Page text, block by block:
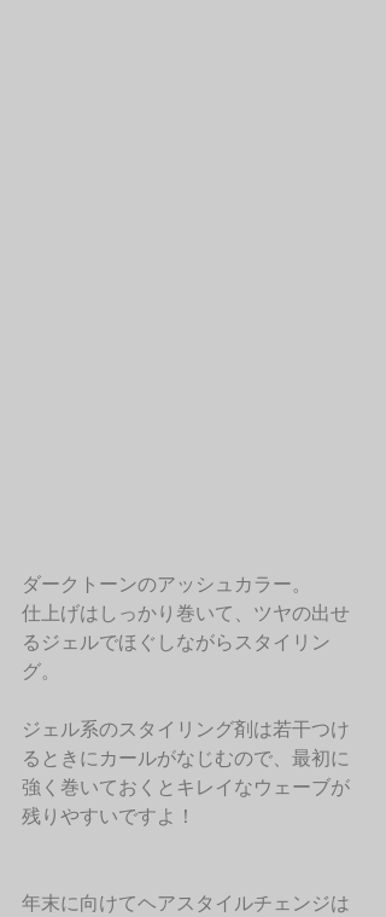
ダークトーンのアッシュカラー。
仕上げはしっかり巻いて、ツヤの出せ
るジェルでほぐしながらスタイリン
グ。
ジェル系のスタイリング剤は若干つけ
るときにカールがなじむので、最初に
強く巻いておくとキレイなウェーブが
残りやすいですよ！
年末に向けてヘアスタイルチェンジは